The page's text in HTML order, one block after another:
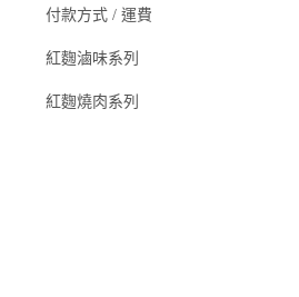
付款方式 / 運費
紅麴滷味系列
紅麴燒肉系列